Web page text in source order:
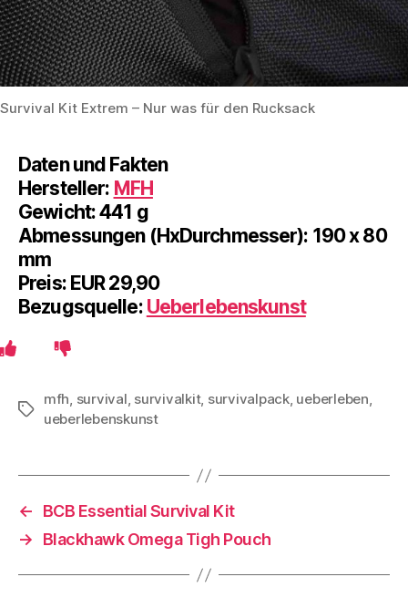
Survival Kit Extrem – Nur was für den Rucksack
Daten und Fakten
Hersteller: MFH
Gewicht: 441 g
Abmessungen (HxDurchmesser): 190 x 80
mm
Preis: EUR 29,90
Bezugsquelle: Ueberlebenskunst
Schlagwörter
mfh, survival, survivalkit, survivalpack, ueberleben,
ueberlebenskunst
←
BCB Essential Survival Kit
→
Blackhawk Omega Tigh Pouch